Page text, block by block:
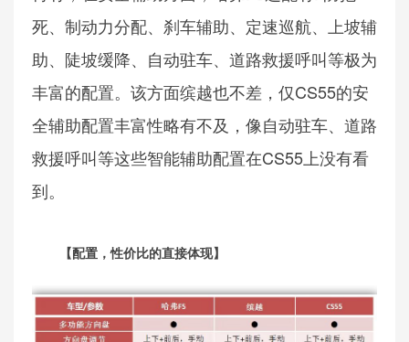
死、制动力分配、刹车辅助、定速巡航、上坡辅
助、陡坡缓降、自动驻车、道路救援呼叫等极为
丰富的配置。该方面缤越也不差，仅CS55的安
全辅助配置丰富性略有不及，像自动驻车、道路
救援呼叫等这些智能辅助配置在CS55上没有看
到。
【配置，性价比的直接体现】